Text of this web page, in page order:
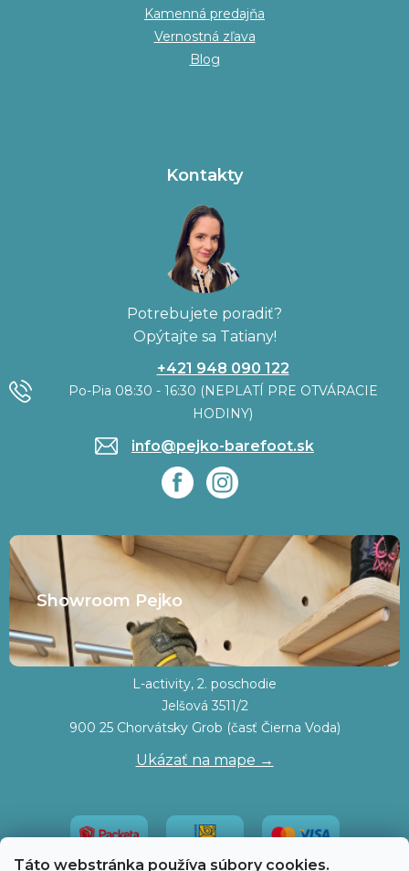
Táto webstránka používa súbory cookies.
Kamenná predajňa
Vernostná zľava
Blog
Kontakty
Potrebujete poradiť?
Opýtajte sa Tatiany!
+421 948 090 122
Po-Pia 08:30 - 16:30 (NEPLATÍ PRE OTVÁRACIE
HODINY)
info@pejko-barefoot.sk
Showroom Pejko
L-activity, 2. poschodie
Jelšová 3511/2
900 25 Chorvátsky Grob (časť Čierna Voda)
Ukázať na mape →